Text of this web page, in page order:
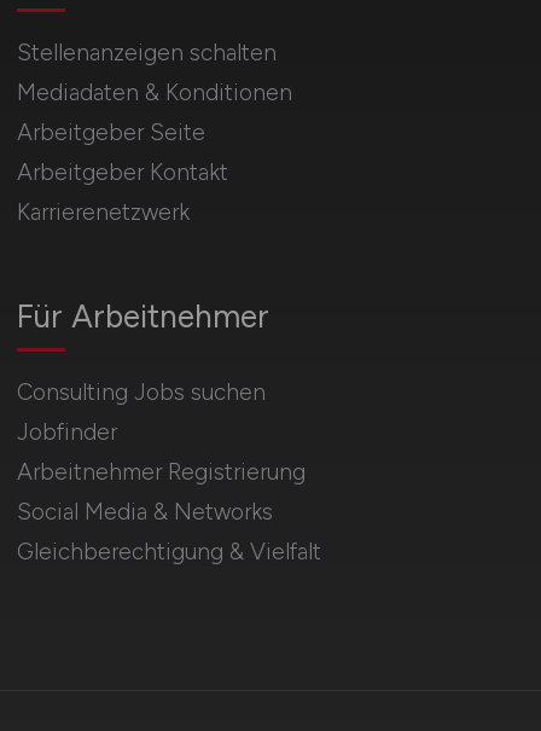
Für Arbeitnehmer
Consulting Jobs suchen
Jobfinder
Arbeitnehmer Registrierung
Social Media & Networks
Gleichberechtigung & Vielfalt
Stellenanzeigen schalten
Mediadaten & Konditionen
Arbeitgeber Seite
Arbeitgeber Kontakt
Karrierenetzwerk